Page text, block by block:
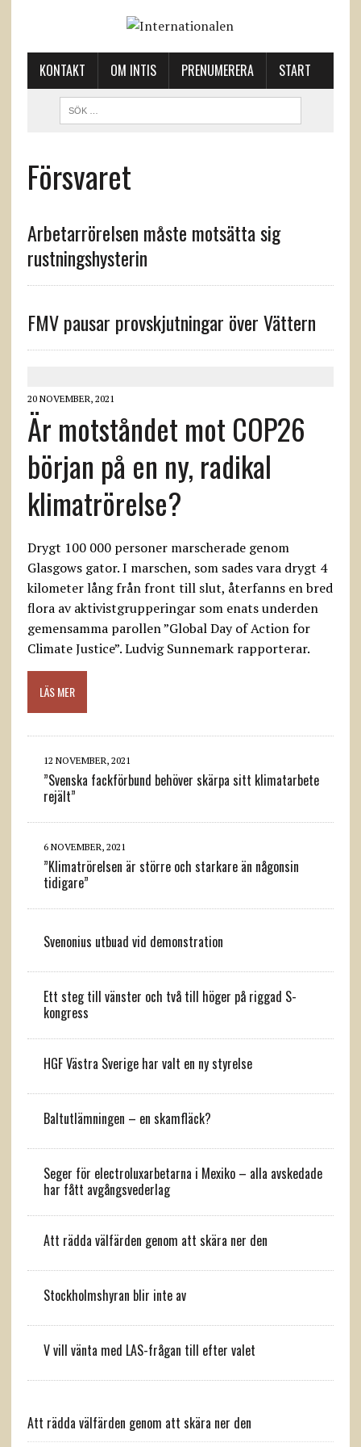
KONTAKT OM INTIS PRENUMERERA START
Försvaret
Arbetarrörelsen måste motsätta sig
rustningshysterin
FMV pausar provskjutningar över Vättern
20 NOVEMBER, 2021
Är motståndet mot COP26
början på en ny, radikal
klimatrörelse?
Drygt 100 000 personer marscherade genom
Glasgows gator. I marschen, som sades vara drygt 4
kilometer lång från front till slut, återfanns en bred
flora av aktivistgrupperingar som enats underden
gemensamma parollen ”Global Day of Action for
Climate Justice”. Ludvig Sunnemark rapporterar.
LÄS MER
12 NOVEMBER, 2021
”Svenska fackförbund behöver skärpa sitt klimatarbete
rejält”
6 NOVEMBER, 2021
”Klimatrörelsen är större och starkare än någonsin
tidigare”
Svenonius utbuad vid demonstration
Ett steg till vänster och två till höger på riggad S-
kongress
HGF Västra Sverige har valt en ny styrelse
Baltutlämningen – en skamfläck?
Seger för electroluxarbetarna i Mexiko – alla avskedade
har fått avgångsvederlag
Att rädda välfärden genom att skära ner den
Stockholmshyran blir inte av
V vill vänta med LAS-frågan till efter valet
Att rädda välfärden genom att skära ner den